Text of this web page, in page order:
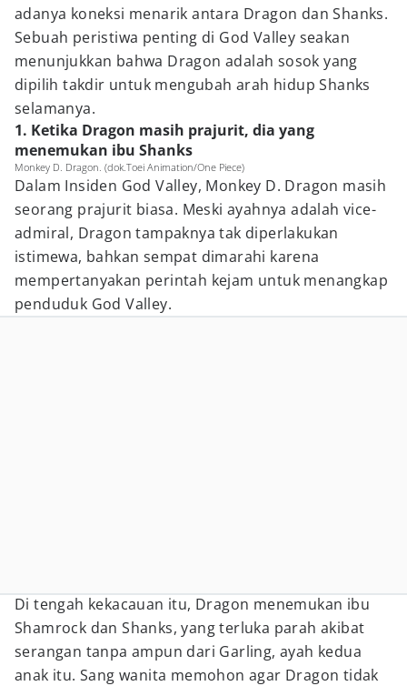
adanya koneksi menarik antara Dragon dan Shanks.
Sebuah peristiwa penting di God Valley seakan
menunjukkan bahwa Dragon adalah sosok yang
dipilih takdir untuk mengubah arah hidup Shanks
selamanya.
1. Ketika Dragon masih prajurit, dia yang
menemukan ibu Shanks
Monkey D. Dragon. (dok.Toei Animation/One Piece)
Dalam Insiden God Valley, Monkey D. Dragon masih
seorang prajurit biasa. Meski ayahnya adalah vice-
admiral, Dragon tampaknya tak diperlakukan
istimewa, bahkan sempat dimarahi karena
mempertanyakan perintah kejam untuk menangkap
penduduk God Valley.
Di tengah kekacauan itu, Dragon menemukan ibu
Shamrock dan Shanks, yang terluka parah akibat
serangan tanpa ampun dari Garling, ayah kedua
anak itu. Sang wanita memohon agar Dragon tidak